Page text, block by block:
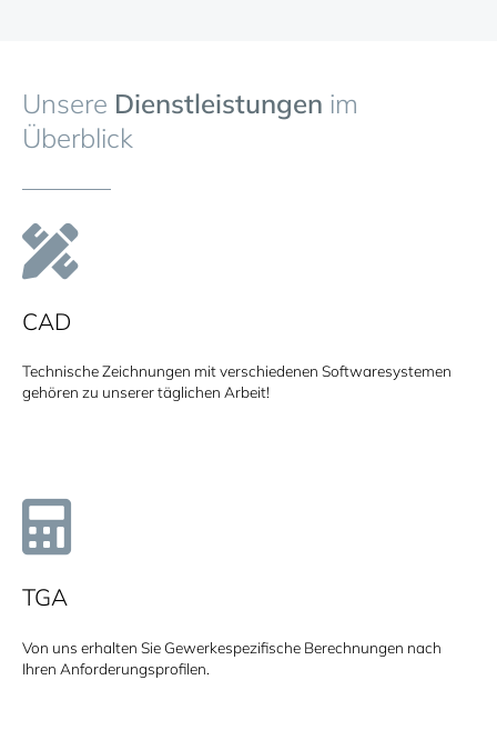
Unsere Dienstleistungen im
Überblick
CAD
Technische Zeichnungen mit verschiedenen Softwaresystemen
gehören zu unserer täglichen Arbeit!
TGA
Von uns erhalten Sie Gewerkespezifische Berechnungen nach
Ihren Anforderungsprofilen.